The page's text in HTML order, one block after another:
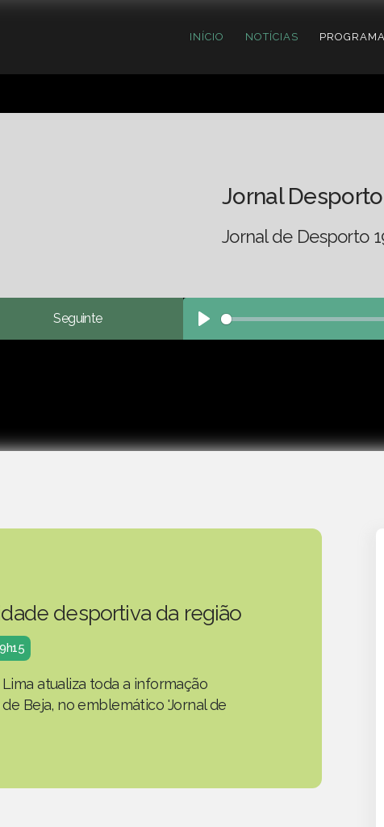
INÍCIO NOTÍCIAS
Jornal Desporto
Jornal de Desporto
Seguinte
Play
desportiva da região
atualiza toda a informação
Beja, no emblemático 'Jornal de